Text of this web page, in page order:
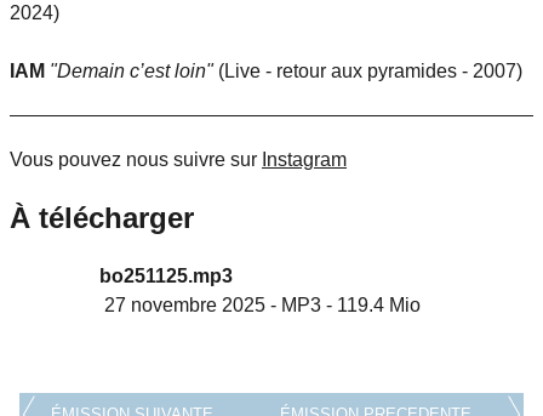
2024)
IAM "Demain c’est loin"(Live - retour aux pyramides - 2007)
Vous pouvez nous suivre sur Instagram
À télécharger
bo251125.mp3
27 novembre 2025 - MP3 - 119.4 Mio